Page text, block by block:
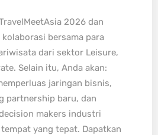
2026 dan
bersama para
dari sektor Leisure,
Selain itu, Anda akan:
jaringan bisnis,
partnership baru, dan
makers industri
yang tepat. Dapatkan